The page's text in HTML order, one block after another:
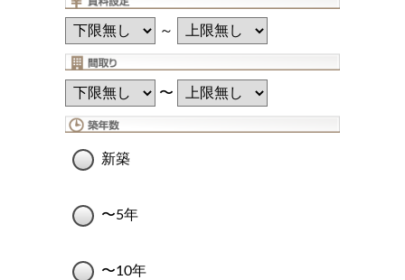
～
〜
新築
〜5年
〜10年